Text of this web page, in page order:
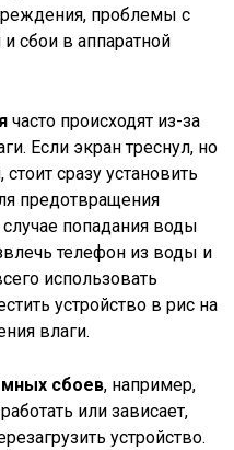
проблемы с
сбои в аппаратной
часто происходят из-за
Если экран треснул, но
сразу установить
предотвращения
попадания воды
телефон из воды и
использовать
устройство в рис на
влаги.
сбоев, например,
или зависает,
устройство.